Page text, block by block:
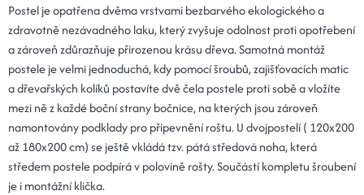
Postel je opatřena dvěma vrstvami bezbarvého ekologického a
zdravotně nezávadného laku, který zvyšuje odolnost proti opotřebení
a zároveň zdůrazňuje přirozenou krásu dřeva. Samotná montáž
postele je velmi jednoduchá, kdy pomocí šroubů, zajišťovacích matic
a dřevařských kolíků postavíte dvě čela postele proti sobě a vložíte
mezi ně z každé boční strany bočnice, na kterých jsou zároveň
namontovány podklady pro připevnění roštu. U dvojpostelí ( 120x200
až 180x200 cm) se ještě vkládá tzv. pátá středová noha, která
středem postele podpírá v polovině rošty. Součástí kompletu šroubení
je i montážní klička.